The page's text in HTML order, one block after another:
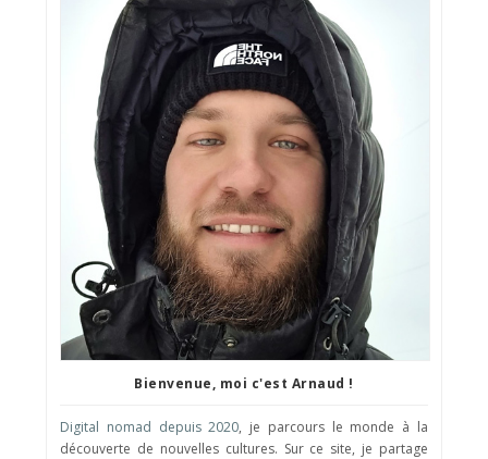
Bienvenue, moi c'est Arnaud !
Digital nomad depuis 2020, je parcours le monde à la
découverte de nouvelles cultures. Sur ce site, je partage